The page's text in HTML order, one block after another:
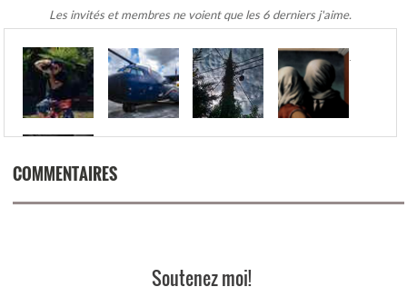
Les invités et membres ne voient que les 6 derniers j'aime.
.
COMMENTAIRES
Soutenez moi!